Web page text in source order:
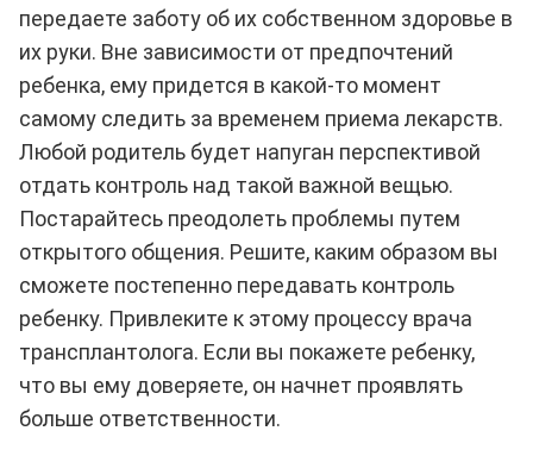
передаете заботу об их собственном здоровье в
их руки. Вне зависимости от предпочтений
ребенка, ему придется в какой-то момент
самому следить за временем приема лекарств.
Любой родитель будет напуган перспективой
отдать контроль над такой важной вещью.
Постарайтесь преодолеть проблемы путем
открытого общения. Решите, каким образом вы
сможете постепенно передавать контроль
ребенку. Привлеките к этому процессу врача
трансплантолога. Если вы покажете ребенку,
что вы ему доверяете, он начнет проявлять
больше ответственности.